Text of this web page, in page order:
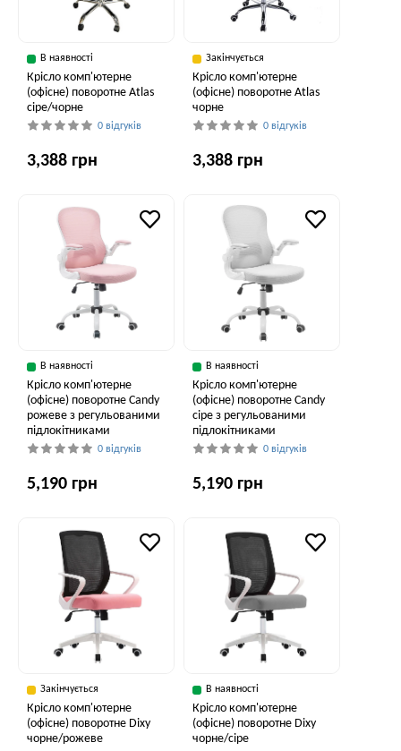
В наявності
Крісло комп'ютерне
(офісне) поворотне Atlas
сіре/чорне
0 відгуків
3,388 грн
Закінчується
Крісло комп'ютерне
(офісне) поворотне Atlas
чорне
0 відгуків
3,388 грн
В наявності
Крісло комп'ютерне
(офісне) поворотне Candy
рожеве з регульованими
підлокітниками
0 відгуків
5,190 грн
В наявності
Крісло комп'ютерне
(офісне) поворотне Candy
сіре з регульованими
підлокітниками
0 відгуків
5,190 грн
Закінчується
Крісло комп'ютерне
(офісне) поворотне Dixy
чорне/рожеве
В наявності
Крісло комп'ютерне
(офісне) поворотне Dixy
чорне/сіре